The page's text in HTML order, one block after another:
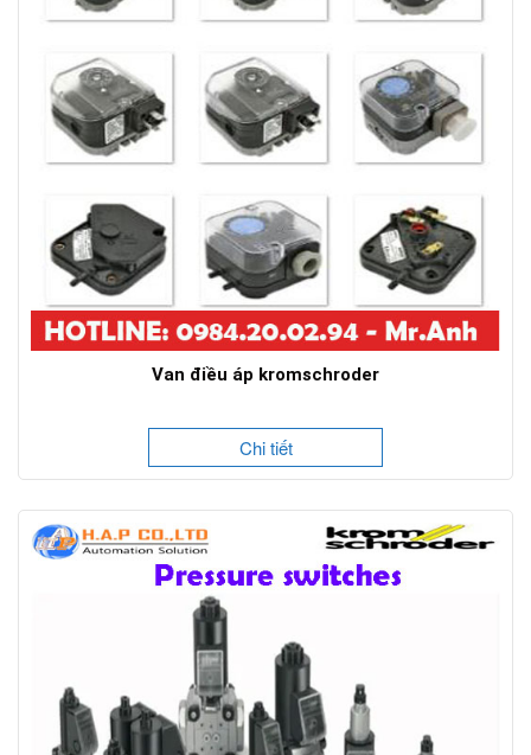
Van điều áp kromschroder
Chi tiết